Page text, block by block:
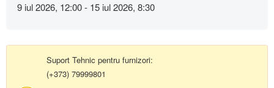
9 iul 2026, 12:00 - 15 iul 2026, 8:30
Suport Tehnic pentru furnizori:
(+373) 79999801